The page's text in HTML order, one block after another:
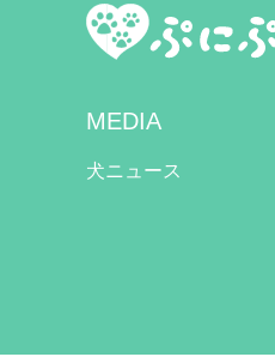
MEDIA
犬ニュース